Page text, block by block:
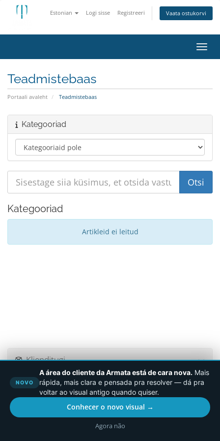
Estonian Logi sisse Registreeri Vaata ostukorvi
Teadmistebaas
Portaali avaleht Teadmistebaas
Kategooriad
Kategooriad
Artikleid ei leitud
Klienditugi
Autoriõigus © 2026 Armata.Cloud. Kõik õigused kaitstud.
NOVO
A área do cliente da Armata está de cara nova. Mais
rápida, mais clara e pensada pra resolver — dá pra
voltar ao visual antigo quando quiser.
Conhecer o novo visual →
Agora não